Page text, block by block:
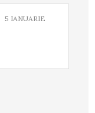
5 IANUARIE